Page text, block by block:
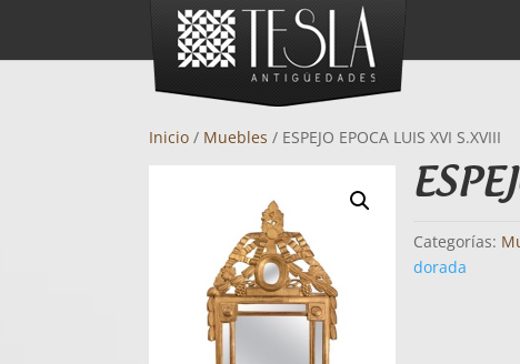
Inicio / Muebles / ESPEJO EPOCA LUIS XVI S.XVIII
Categorías:
dorada